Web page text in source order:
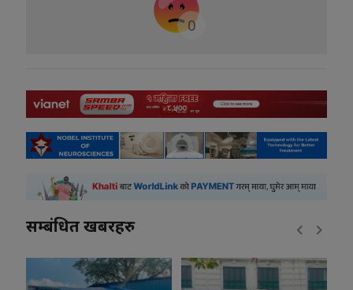
0
सम्बंधित खबरहरु